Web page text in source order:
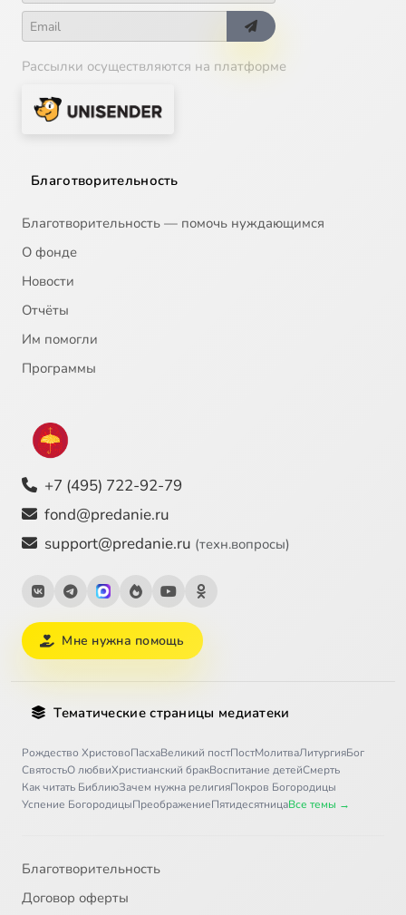
Рассылки осуществляются на платформе
Благотворительность
Благотворительность — помочь нуждающимся
О фонде
Новости
Отчёты
Им помогли
Программы
+7 (495) 722-92-79
fond@predanie.ru
support@predanie.ru (техн.вопросы)
Мне нужна помощь
Тематические страницы медиатеки
Рождество ХристовоПасхаВеликий постПостМолитваЛитургияБог
СвятостьО любвиХристианский бракВоспитание детейСмерть
Как читать БиблиюЗачем нужна религияПокров Богородицы
Успение БогородицыПреображениеПятидесятницаВсе темы →
Благотворительность
Договор оферты